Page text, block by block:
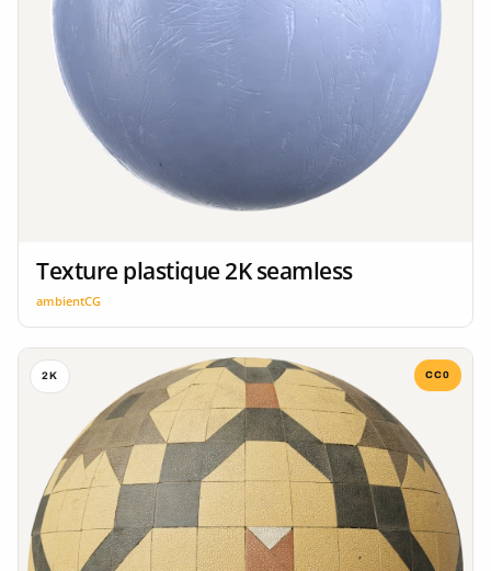
Texture plastique 2K seamless
ambientCG
2K CC0